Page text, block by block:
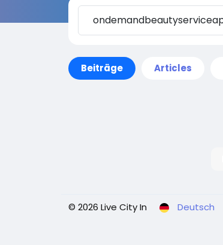
Beiträge Articles
© 2026 Live City In Deutsch